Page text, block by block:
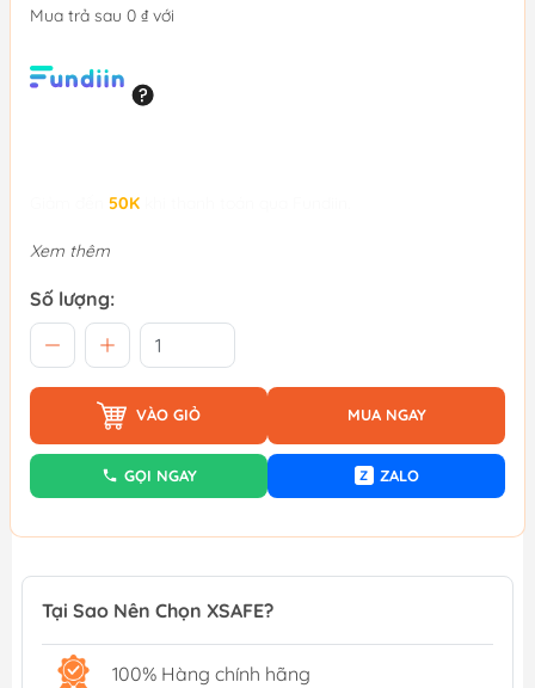
Mua trả sau 0 ₫ với
50K
Xem thêm
Số lượng:
VÀO GIỎ MUA NGAY
GỌI NGAY Z ZALO
Tại Sao Nên Chọn XSAFE?
100% Hàng chính hãng